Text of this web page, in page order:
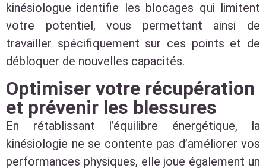
kinésiologue identifie les blocages qui limitent
votre potentiel, vous permettant ainsi de
travailler spécifiquement sur ces points et de
débloquer de nouvelles capacités.
Optimiser votre récupération
et prévenir les blessures
En rétablissant l’équilibre énergétique, la
kinésiologie ne se contente pas d’améliorer vos
performances physiques, elle joue également un